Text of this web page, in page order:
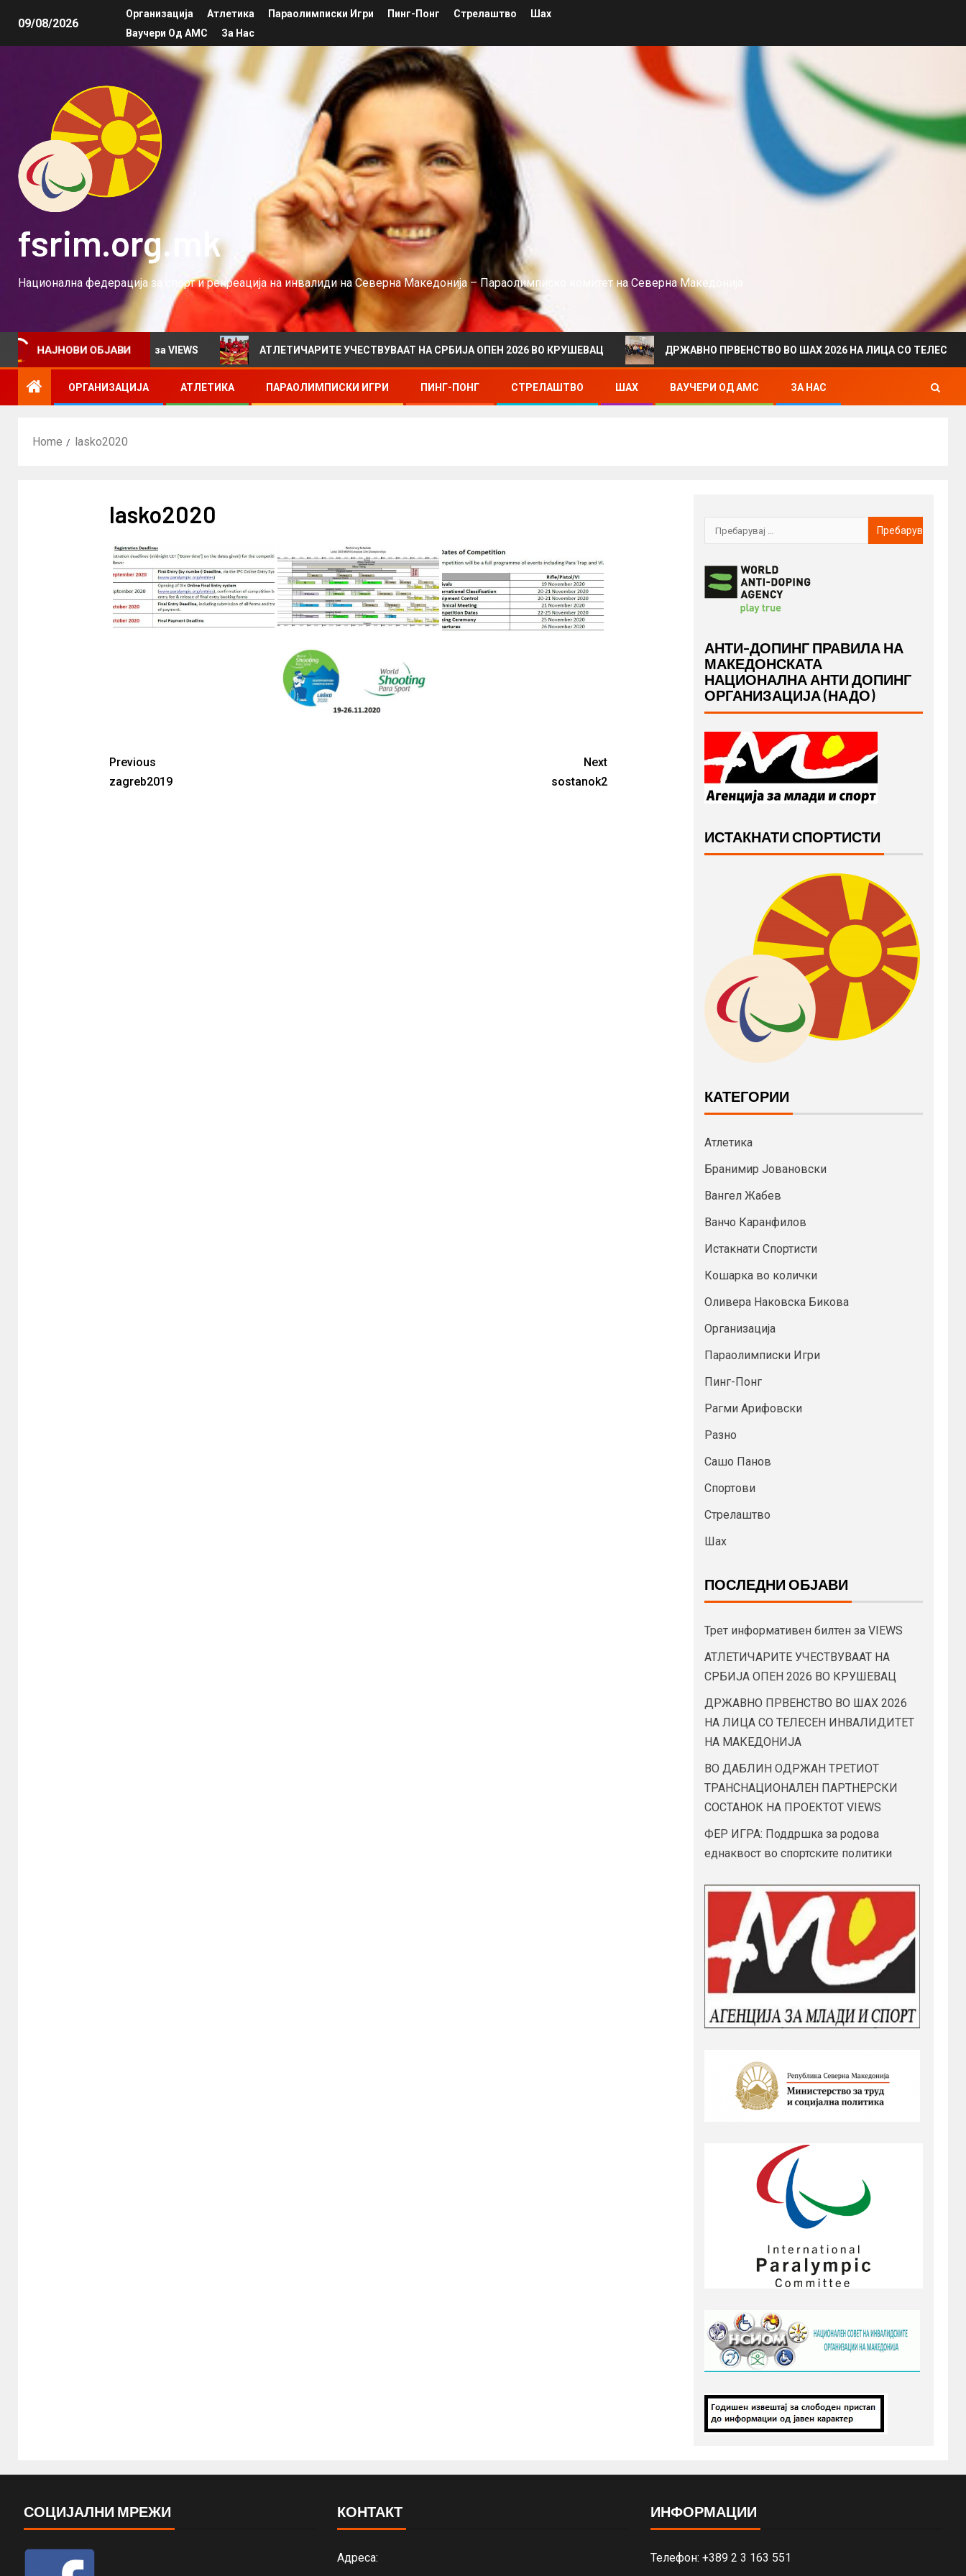
09/08/2026
Организација Атлетика Параолимписки Игри Пинг-Понг Стрелаштво
Шах
Ваучери Од АМС
За Нас
fsrim.org.mk
Национална федерација за спорт и рекреација на инвалиди на Северна Македонија – Параолимписко комитет на Северна Македонија
НАЈНОВИ ОБЈАВИ
билтен за VIEWS АТЛЕТИЧАРИТЕ УЧЕСТВУВААТ НА СРБИЈА ОПЕН 2026 ВО КРУШЕВАЦ ДРЖАВНО ПРВЕНСТВО ВО ШАХ 2026 НА ЛИЦА СО ТЕЛЕСЕН
ОРГАНИЗАЦИЈА АТЛЕТИКА ПАРАОЛИМПИСКИ ИГРИ ПИНГ-ПОНГ СТРЕЛАШТВО ШАХ ВАУЧЕРИ ОД АМС ЗА НАС
Home lasko2020
lasko2020
Previous
zagreb2019
Next
sostanok2
АНТИ-ДОПИНГ ПРАВИЛА НА
МАКЕДОНСКАТА
НАЦИОНАЛНА АНТИ ДОПИНГ
ОРГАНИЗАЦИЈА (НАДО)
ИСТАКНАТИ СПОРТИСТИ
КАТЕГОРИИ
Атлетика
Бранимир Јовановски
Вангел Жабев
Ванчо Каранфилов
Истакнати Спортисти
Кошарка во колички
Оливера Наковска Бикова
Организација
Параолимписки Игри
Пинг-Понг
Рагми Арифовски
Разно
Сашо Панов
Спортови
Стрелаштво
Шах
ПОСЛЕДНИ ОБЈАВИ
Трет информативен билтен за VIEWS
АТЛЕТИЧАРИТЕ УЧЕСТВУВААТ НА
СРБИЈА ОПЕН 2026 ВО КРУШЕВАЦ
ДРЖАВНО ПРВЕНСТВО ВО ШАХ 2026
НА ЛИЦА СО ТЕЛЕСЕН ИНВАЛИДИТЕТ
НА МАКЕДОНИЈА
ВО ДАБЛИН ОДРЖАН ТРЕТИОТ
ТРАНСНАЦИОНАЛЕН ПАРТНЕРСКИ
СОСТАНОК НА ПРОЕКТОТ VIEWS
ФЕР ИГРА: Поддршка за родова
еднаквост во спортските политики
СОЦИЈАЛНИ МРЕЖИ КОНТАКТ
Адреса:
ИНФОРМАЦИИ
Телефон: +389 2 3 163 551